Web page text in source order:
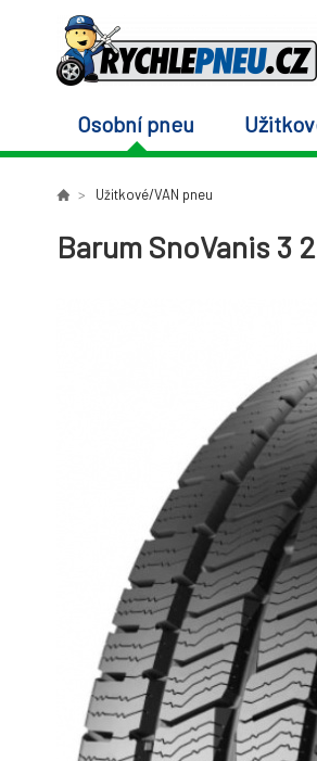
Osobní pneu
Užitkové/VAN pneu
Barum SnoVanis 3